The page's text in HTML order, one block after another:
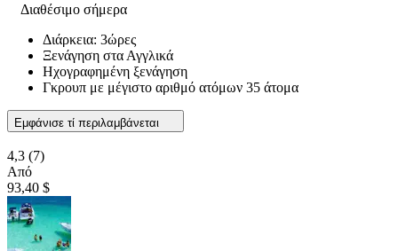
Διαθέσιμο σήμερα
Διάρκεια: 3ώρες
Ξενάγηση στα Αγγλικά
Ηχογραφημένη ξενάγηση
Γκρουπ με μέγιστο αριθμό ατόμων 35 άτομα
Εμφάνισε τί περιλαμβάνεται
4,3 (7)
Από
93,40 $